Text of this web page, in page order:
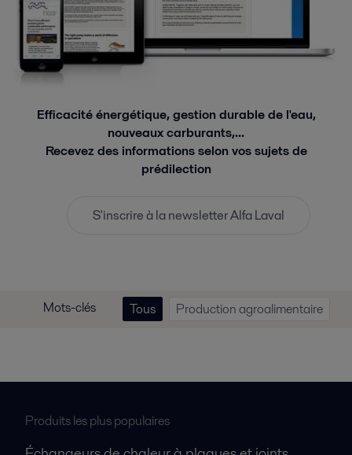
Efficacité énergétique, gestion durable de l'eau,
nouveaux carburants,...
Recevez des informations selon vos sujets de
prédilection
S'inscrire à la newsletter Alfa Laval
Mots-clés Tous Production agroalimentaire
Produits les plus populaires